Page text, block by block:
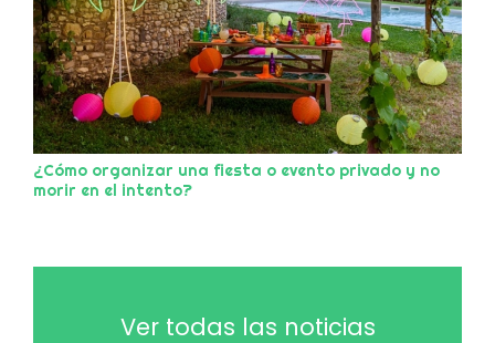
¿Cómo organizar una fiesta o evento privado y no
morir en el intento?
Ver todas las noticias